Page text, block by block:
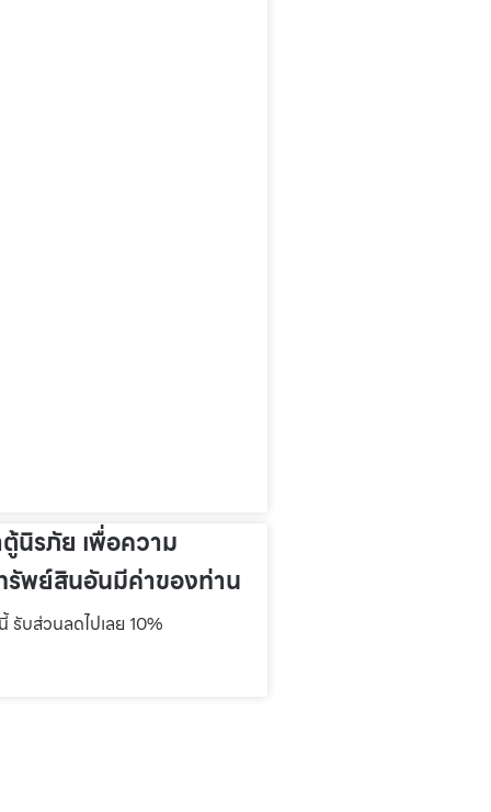
ตู้นิรภัย เพื่อความ
พย์สินอันมีค่าของท่าน
รับส่วนลดไปเลย 10%